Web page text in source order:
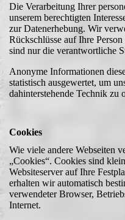
Die Verarbeitung Ihrer
unserem berechtigten
zur Datenerhebung. Wir
Rückschlüsse auf Ihre
sind nur die verantwortliche
Anonyme Informationen
statistisch ausgewertet, um
dahinterstehende Technik zu
Cookies
Wie viele andere Webseiten
„Cookies“. Cookies sind
Websiteserver auf Ihre
erhalten wir automatisch
verwendeter Browser,
Internet.